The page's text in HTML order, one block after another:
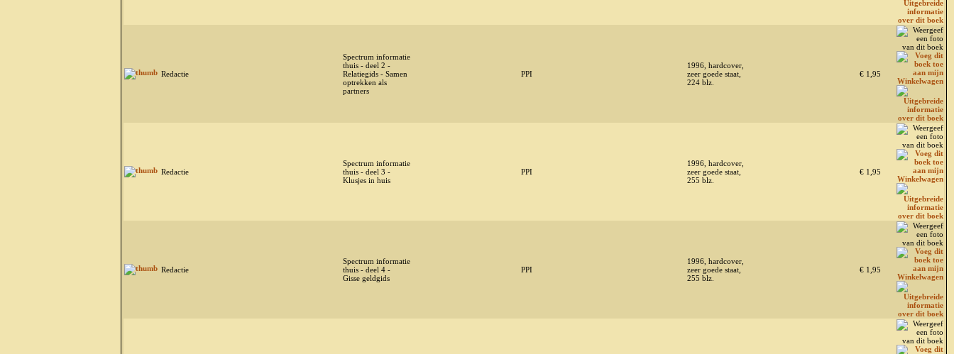
Redactie
Spectrum informatie
thuis - deel 2 -
Relatiegids - Samen
optrekken als
partners
PPI
1996, hardcover,
zeer goede staat,
224 blz.
€ 1,95
Redactie
Spectrum informatie
thuis - deel 3 -
Klusjes in huis
PPI
1996, hardcover,
zeer goede staat,
255 blz.
€ 1,95
Redactie
Spectrum informatie
thuis - deel 4 -
Gisse geldgids
PPI
1996, hardcover,
zeer goede staat,
255 blz.
€ 1,95